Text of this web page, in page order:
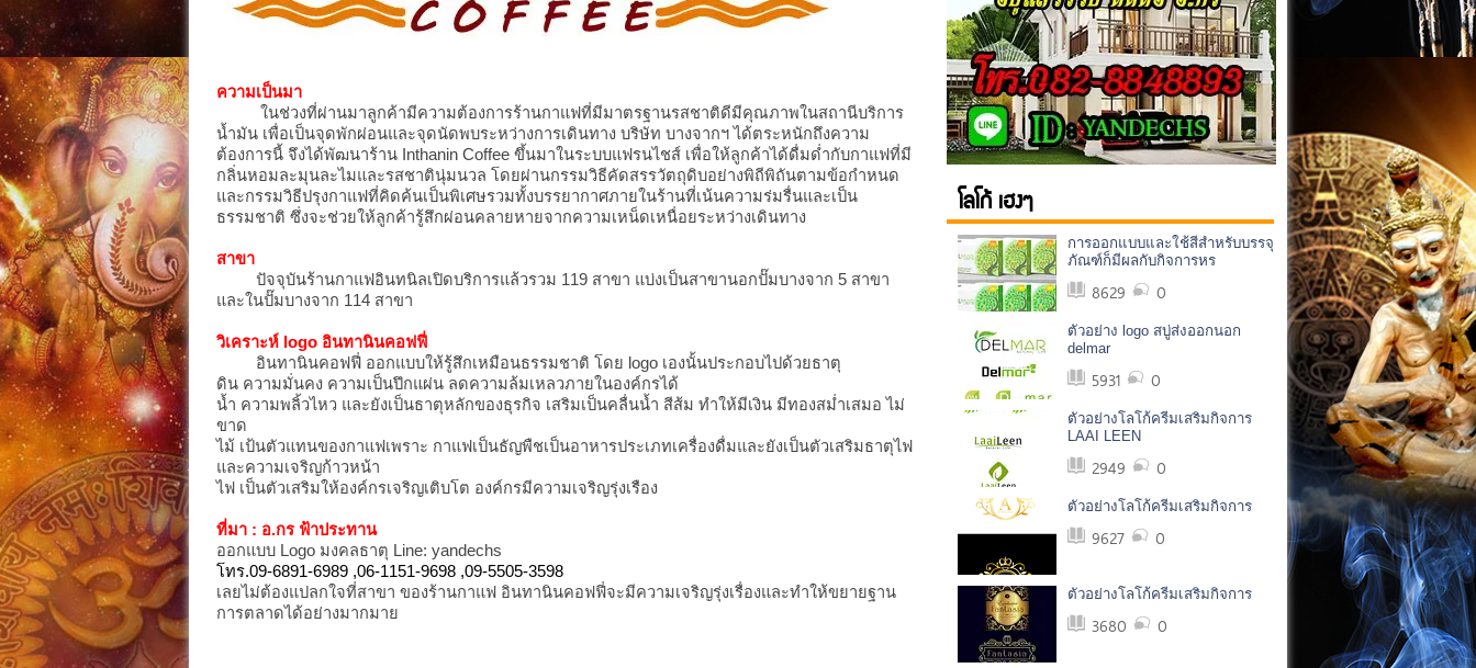
ความเป็นมา
ในช่วงที่ผ่านมาลูกค้ามีความต้องการร้านกาแฟที่มีมาตรฐานรสชาติดีมีคุณภาพในสถานีบริการ
น้ำมัน เพื่อเป็นจุดพักผ่อนและจุดนัดพบระหว่างการเดินทาง บริษัท บางจากฯ ได้ตระหนักถึงความ
ต้องการนี้ จึงได้พัฒนาร้าน Inthanin Coffee ขึ้นมาในระบบแฟรนไชส์ เพื่อให้ลูกค้าได้ดื่มด่ำกับกาแฟที่มี
กลิ่นหอมละมุนละไมและรสชาตินุ่มนวล โดยผ่านกรรมวิธีคัดสรรวัตถุดิบอย่างพิถีพิถันตามข้อกำหนด
และกรรมวิธีปรุงกาแฟที่คิดค้นเป็นพิเศษรวมทั้งบรรยากาศภายในร้านที่เน้นความร่มรื่นและเป็น
ธรรมชาติ ซึ่งจะช่วยให้ลูกค้ารู้สึกผ่อนคลายหายจากความเหน็ดเหนื่อยระหว่างเดินทาง
สาขา
ปัจจุบันร้านกาแฟอินทนิลเปิดบริการแล้วรวม 119 สาขา แบ่งเป็นสาขานอกปั๊มบางจาก 5 สาขา
และในปั๊มบางจาก 114 สาขา
วิเคราะห์ logo อินทานินคอฟฟี่
อินทานินคอฟฟี่ ออกแบบให้รู้สึกเหมือนธรรมชาติ โดย logo เองนั้นประกอบไปด้วยธาตุ
ดิน ความมั่นคง ความเป็นปึกแผ่น ลดความล้มเหลวภายในองค์กรได้
น้ำ ความพลิ้วไหว และยังเป็นธาตุหลักของธุรกิจ เสริมเป็นคลื่นน้ำ สีส้ม ทำให้มีเงิน มีทองสม่ำเสมอ ไม่
ขาด
ไม้ เป้นตัวแทนของกาแฟเพราะ กาแฟเป็นธัญพืชเป็นอาหารประเภทเครื่องดื่มและยังเป็นตัวเสริมธาตุไฟ
และความเจริญก้าวหน้า
ไฟ เป็นตัวเสริมให้องค์กรเจริญเติบโต องค์กรมีความเจริญรุ่งเรือง
ที่มา : อ.กร ฟ้าประทาน
ออกแบบ Logo มงคลธาตุ Line: yandechs
โทร.09-6891-6989 ,06-1151-9698 ,09-5505-3598
เลยไม่ต้องแปลกใจที่สาขา ของร้านกาแฟ อินทานินคอฟฟี่จะมีความเจริญรุ่งเรื่องและทำให้ขยายฐาน
การตลาดได้อย่างมากมาย
โลโก้ เฮงๆ
การออกแบบและใช้สีสำหรับบรรจุ
ภัณฑ์ก็มีผลกับกิจการหร
8629 0
ตัวอย่าง logo สบู่ส่งออกนอก
delmar
5931 0
ตัวอย่างโลโก้ครีมเสริมกิจการ
LAAI LEEN
2949 0
ตัวอย่างโลโก้ครีมเสริมกิจการ
9627 0
ตัวอย่างโลโก้ครีมเสริมกิจการ
3680 0